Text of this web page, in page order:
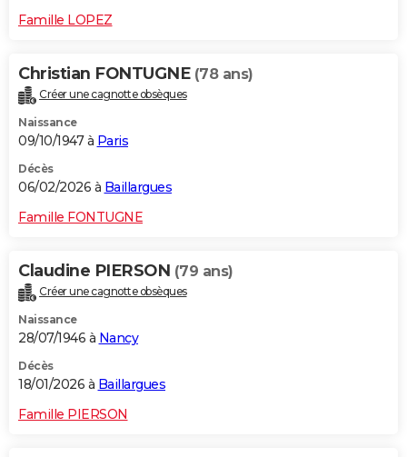
Famille LOPEZ
Christian FONTUGNE (78 ans)
Créer une cagnotte obsèques
Naissance
09/10/1947 à Paris
Décès
06/02/2026 à Baillargues
Famille FONTUGNE
Claudine PIERSON (79 ans)
Créer une cagnotte obsèques
Naissance
28/07/1946 à Nancy
Décès
18/01/2026 à Baillargues
Famille PIERSON